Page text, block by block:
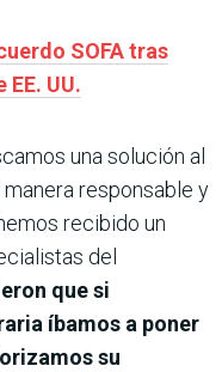
SOFA tras
UU.
una solución al
responsable y
recibido un
del
que si
íbamos a poner
su